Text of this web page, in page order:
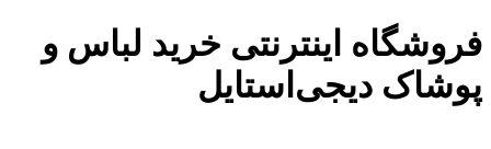
فروشگاه اینترنتی خرید لباس و
پوشاک دیجی‌استایل